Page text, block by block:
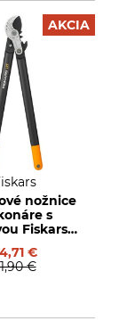
AKCIA
nožnice
s
Fiskars
€
€